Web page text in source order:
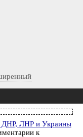
ДНР, ЛНР и Украины
к